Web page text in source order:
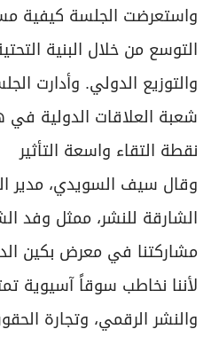
واستعرضت الجلسة كيفية
التوسع من خلال البنية
والتوزيع الدولي. وأدارت
شعبة العلاقات الدولية في
نقطة التقاء واسعة التأثير
وقال سيف السويدي، مدير
الشارقة للنشر، ممثل وفد
مشاركتنا في معرض بكين
لأننا نخاطب سوقاً آسيوية
والنشر الرقمي، وتجارة